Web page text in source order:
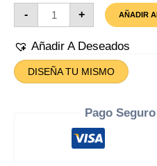
-
Espinillera
Sevilla
Fc
Papel
+ AÑADIR
Añadir A Deseados
DISEÑA TU MISMO
Pago